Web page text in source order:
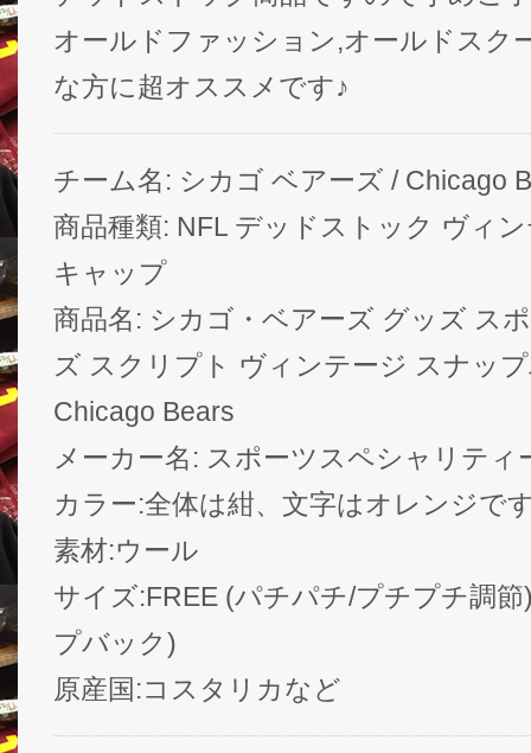
オールドファッション,オールドスク
な方に超オススメです♪
チーム名: シカゴ ベアーズ / Chicago
商品種類: NFL デッドストック ヴィ
キャップ
商品名: シカゴ・ベアーズ グッズ ス
ズ スクリプト ヴィンテージ スナッ
Chicago Bears
メーカー名: スポーツスペシャリティ
カラー:全体は紺、文字はオレンジで
素材:ウール
サイズ:FREE (パチパチ/プチプチ調
プバック)
原産国:コスタリカなど